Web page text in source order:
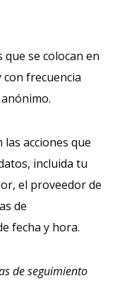
que se colocan en
frecuencia
las acciones que
incluida tu
el proveedor de
de
fecha y hora.
de seguimiento